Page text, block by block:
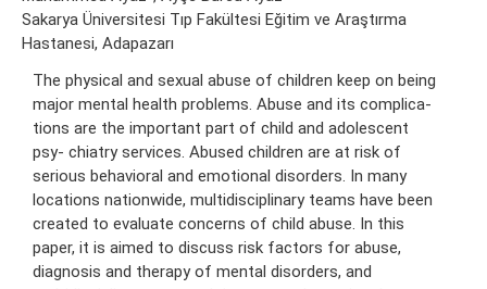
Sakarya Üniversitesi Tıp Fakültesi Eğitim ve Araştırma
Hastanesi, Adapazarı
The physical and sexual abuse of children keep on being
major mental health problems. Abuse and its complica-
tions are the important part of child and adolescent
psy- chiatry services. Abused children are at risk of
serious behavioral and emotional disorders. In many
locations nationwide, multidisciplinary teams have been
created to evaluate concerns of child abuse. In this
paper, it is aimed to discuss risk factors for abuse,
diagnosis and therapy of mental disorders, and